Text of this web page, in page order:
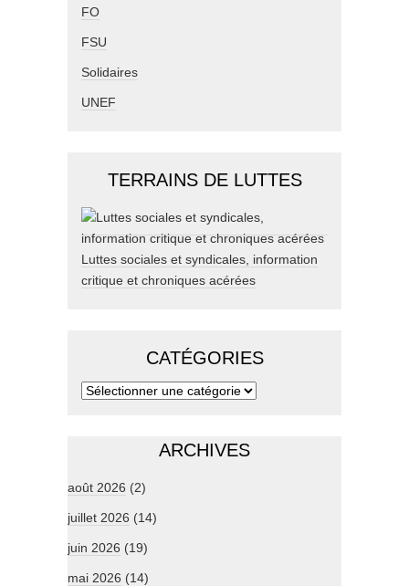
FO
FSU
Solidaires
UNEF
TERRAINS DE LUTTES
Luttes sociales et syndicales, information
critique et chroniques acérées
CATÉGORIES
ARCHIVES
août 2026 (2)
juillet 2026 (14)
juin 2026 (19)
mai 2026 (14)